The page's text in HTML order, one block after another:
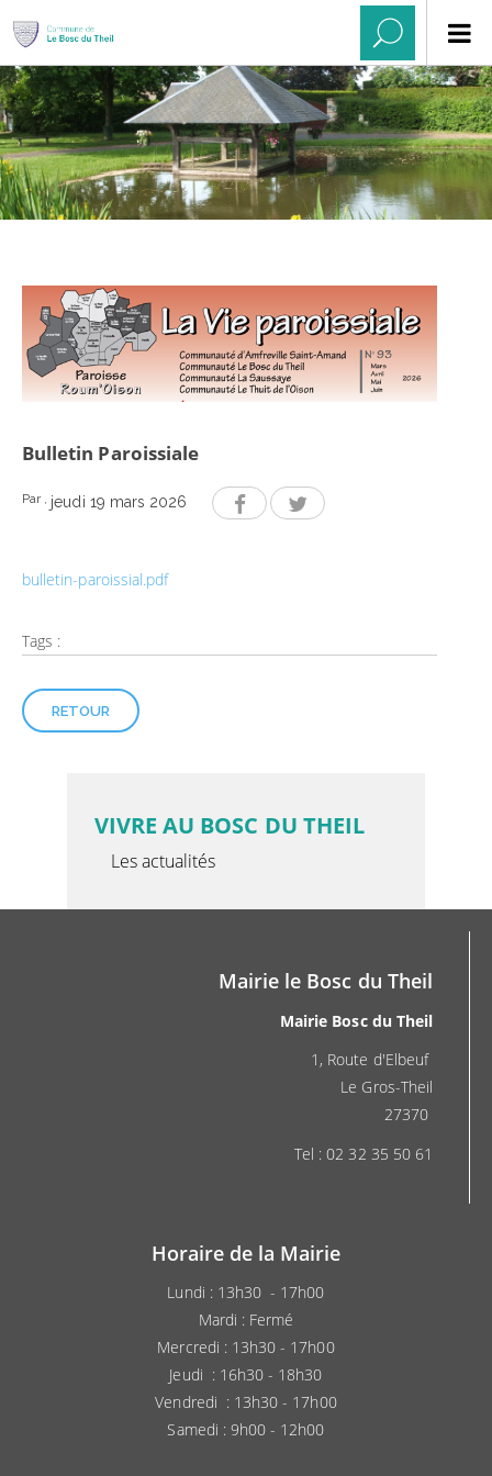
Bulletin Paroissiale
Par , jeudi 19 mars 2026
bulletin-paroissial.pdf
Tags :
RETOUR
VIVRE AU BOSC DU THEIL
Les actualités
Mairie le Bosc du Theil
Mairie Bosc du Theil
1, Route d'Elbeuf
Le Gros-Theil
27370
Tel : 02 32 35 50 61
Horaire de la Mairie
Lundi : 13h30 - 17h00
Mardi : Fermé
Mercredi : 13h30 - 17h00
Jeudi : 16h30 - 18h30
Vendredi : 13h30 - 17h00
Samedi : 9h00 - 12h00